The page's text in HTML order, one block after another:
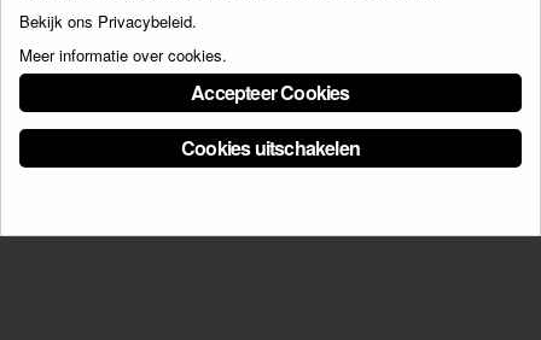
© Copyright - Franciscus Huis Weert B.V. - webdesign:
Bekijk ons Privacybeleid.
Meer informatie over cookies.
Accepteer Cookies
Cookies uitschakelen